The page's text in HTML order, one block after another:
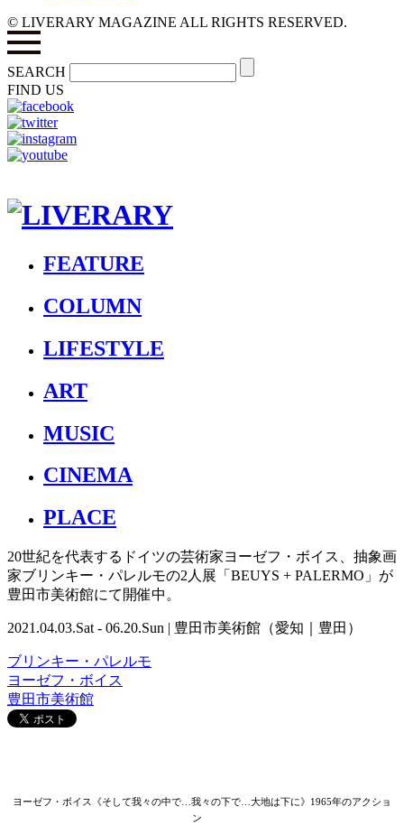
© LIVERARY MAGAZINE ALL RIGHTS RESERVED.
SEARCH
FIND US
FEATURE
COLUMN
LIFESTYLE
ART
MUSIC
CINEMA
PLACE
20世紀を代表するドイツの芸術家ヨーゼフ・ボイス、抽象画
家ブリンキー・パレルモの2人展「BEUYS + PALERMO」が
豊田市美術館にて開催中。
2021.04.03.Sat - 06.20.Sun | 豊田市美術館（愛知｜豊田）
ブリンキー・パレルモ
ヨーゼフ・ボイス
豊田市美術館
ヨーゼフ・ボイス《そして我々の中で…我々の下で…大地は下に》1965年のアクショ
ン